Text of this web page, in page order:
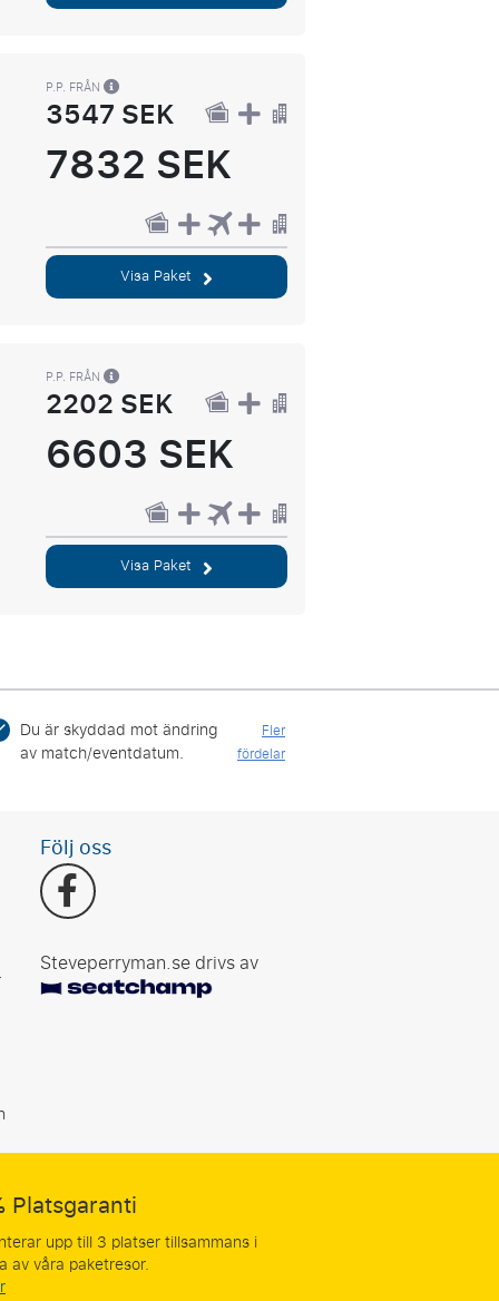
P.P. FRÅN
3547 SEK
7832 SEK
Visa Paket
P.P. FRÅN
2202 SEK
6603 SEK
Visa Paket
Du är skyddad mot ändring
av match/eventdatum.
Fler
fördelar
Följ oss
Steveperryman.se drivs av
Platsgaranti
upp till 3 platser tillsammans i
av våra paketresor.